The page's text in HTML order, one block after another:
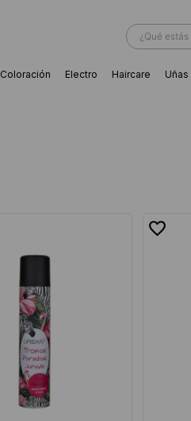
¿Qué
Coloración Electro Haircare Uñas
gama
secador
loreal
acondicionador
protector térmico